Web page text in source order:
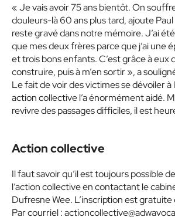
« Je vais avoir 75 ans bientôt. On
douleurs-là 60 ans plus tard, ajoute
reste gravé dans notre mémoire. J’ai
que mes deux frères parce que j’ai une
et trois bons enfants. C’est grâce à eux
construire, puis à m’en sortir », a
Le fait de voir des victimes se dévoiler à
action collective l’a énormément aidé.
revivre des passages difficiles, il est
Action collective
Il faut savoir qu’il est toujours possible
l’action collective en contactant le
Dufresne Wee. L’inscription est
Par courriel :